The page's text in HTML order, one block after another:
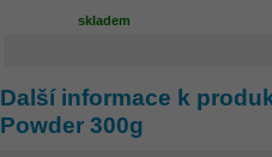
skladem
Další informace k
Powder 300g